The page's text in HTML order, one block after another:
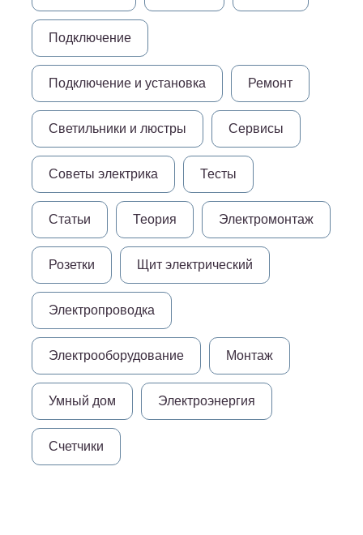
Подключение
Подключение и установка Ремонт
Светильники и люстры Сервисы
Советы электрика Тесты
Статьи Теория Электромонтаж
Розетки Щит электрический
Электропроводка
Электрооборудование Монтаж
Умный дом Электроэнергия
Счетчики